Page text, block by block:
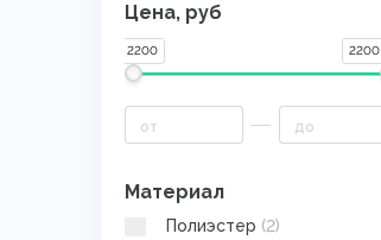
Цена, руб
2200 2200
Материал
Полиэстер (2)